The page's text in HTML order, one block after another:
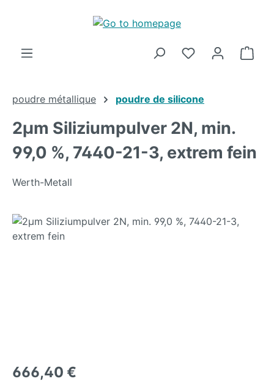
Skip to main content
poudre métallique poudre de silicone
2µm Siliziumpulver 2N, min.
99,0 %, 7440-21-3, extrem fein
Werth-Metall
Skip image gallery
Regular price:
666,40 €